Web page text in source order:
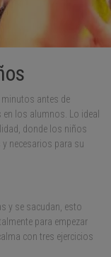
antes de
los alumnos. Lo ideal
donde los niños
necesarios para su
y se sacudan, esto
para empezar
con tres ejercicios